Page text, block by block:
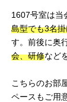
1607号室は当
島型でも3名
す。前後に奥
会、研修など
こちらのお部
ペースもご用